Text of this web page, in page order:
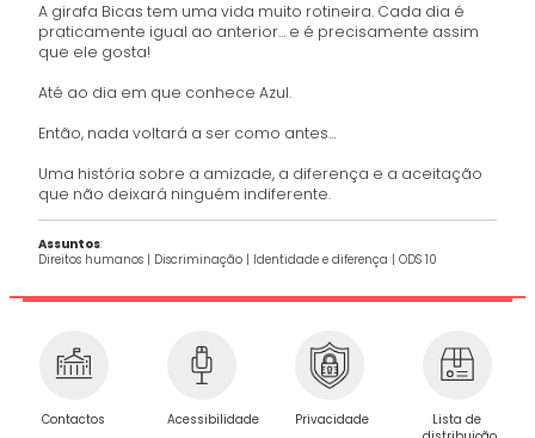
A girafa Bicas tem uma vida muito rotineira. Cada dia é
praticamente igual ao anterior… e é precisamente assim
que ele gosta!
Até ao dia em que conhece Azul.
Então, nada voltará a ser como antes…
Uma história sobre a amizade, a diferença e a aceitação
que não deixará ninguém indiferente.
Assuntos:
Direitos humanos | Discriminação | Identidade e diferença |ODS 10
Contactos Acessibilidade Privacidade
Lista de